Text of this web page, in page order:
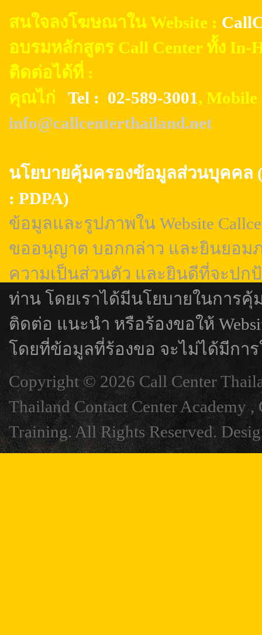
สนใจลงโฆษณาใน Website :
อบรมหลักสูตร Call Center ทั้ง In-
ติดต่อได้ที่ :
คุณไก่ Tel : 02-589-3001,
info@callcenterthailand.net
นโยบายคุ้มครองข้อมูลส่วนบุคคล
: PDPA)
ข้อมูลและรูปภาพใน Website
ขออนุญาต บอกกล่าว และยินยอม
ความเป็นส่วนตัว และยินดีที่จะปก
ท่าน โดยเราได้มีนโยบายในการ
ติดต่อ แนะนำ หรือร้องขอให้
โดยที่ข้อมูลที่ร้องขอ จะไม่ได้มีกา
Copyright © 2026 Call Center
Thailand Contact Center Academy
Training. All Rights Reserved.